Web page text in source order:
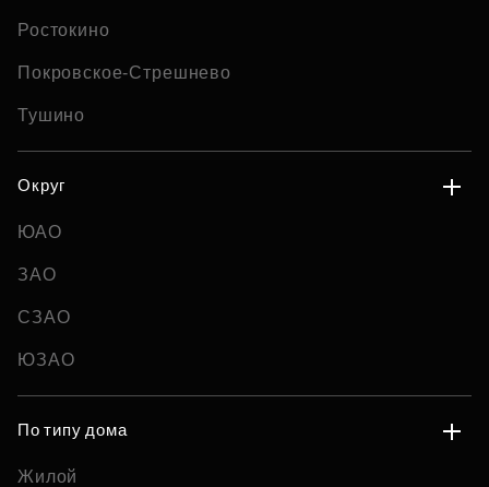
Ростокино
Покровское-Стрешнево
Тушино
Округ
ЮАО
ЗАО
СЗАО
ЮЗАО
По типу дома
Жилой